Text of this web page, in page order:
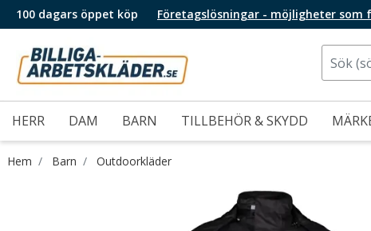
100 dagars öppet köp Företagslösningar - möjligheter som
HERR DAM BARN TILLBEHÖR & SKYDD
Hem Barn Outdoorkläder